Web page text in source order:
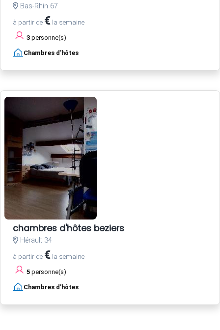
Bas-Rhin 67
à partir de € la semaine
3 personne(s)
Chambres d'hôtes
chambres d'hôtes beziers
Hérault 34
à partir de € la semaine
5 personne(s)
Chambres d'hôtes